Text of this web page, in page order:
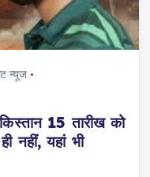
न्यूज
15 तारीख को
नहीं, यहां भी